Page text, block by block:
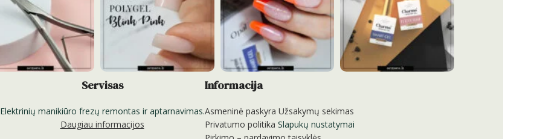
Servisas
Elektrinių manikiūro frezų remontas ir aptarnavimas.
Daugiau informacijos
Informacija
Asmeninė paskyra Užsakymų sekimas
Privatumo politika Slapukų nustatymai